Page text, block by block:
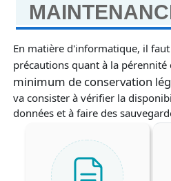
En matière d'informatique, il
précautions quant à la pérennité
minimum de conservation
va consister à vérifier la
données et à faire des